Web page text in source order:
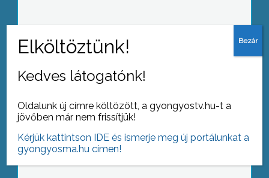
Művészetekért és Sportért” kitüntetést
Kedves látogatónk!
Oldalunk új címre költözött, a gyongyostv.hu-t a
jövőben már nem frissítjük!
Kérjük kattintson IDE és ismerje meg új portálunkat a
gyongyosma.hu címen!